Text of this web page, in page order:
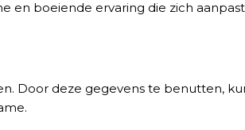
en boeiende ervaring die zich
Door deze gegevens te benutten,